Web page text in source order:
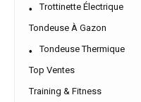
Trottinette Électrique
Tondeuse À Gazon
Tondeuse Thermique
Top Ventes
Training & Fitness